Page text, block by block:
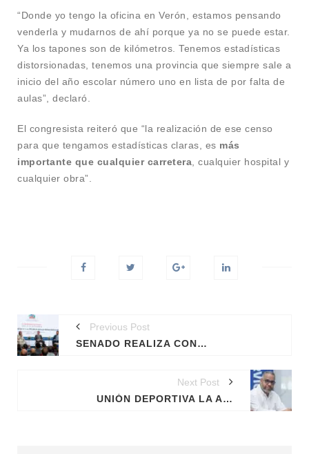
“Donde yo tengo la oficina en Verón, estamos pensando
venderla y mudarnos de ahí porque ya no se puede estar.
Ya los tapones son de kilómetros. Tenemos estadísticas
distorsionadas, tenemos una provincia que siempre sale a
inicio del año escolar número uno en lista de por falta de
aulas”, declaró.
El congresista reiteró que “la realización de ese censo
para que tengamos estadísticas claras, es más
importante que cualquier carretera , cualquier hospital y
cualquier obra”.
Previous Post
SENADO REALIZA CONVERSATORIO SOBRE LEY QUE REGULA LA INTERMEDIACIÓN Y LA PUBLICIDAD INMOBILIARIA
Next Post
UNIÓN DEPORTIVA LA ALTAGRACIA RESPALDA SOLICITUD DEL SENADOR RAFAEL B. DULUC PARA UN NUEVO CENSO